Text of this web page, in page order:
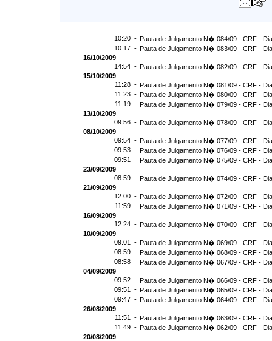
10:20 - Pauta de Julgamento N� 084/09 - CRF -
10:17 - Pauta de Julgamento N� 083/09 - CRF -
16/10/2009
14:54 - Pauta de Julgamento N� 082/09 - CRF -
15/10/2009
11:28 - Pauta de Julgamento N� 081/09 - CRF -
11:23 - Pauta de Julgamento N� 080/09 - CRF -
11:19 - Pauta de Julgamento N� 079/09 - CRF -
13/10/2009
09:56 - Pauta de Julgamento N� 078/09 - CRF -
08/10/2009
09:54 - Pauta de Julgamento N� 077/09 - CRF -
09:53 - Pauta de Julgamento N� 076/09 - CRF -
09:51 - Pauta de Julgamento N� 075/09 - CRF -
23/09/2009
08:59 - Pauta de Julgamento N� 074/09 - CRF -
21/09/2009
12:00 - Pauta de Julgamento N� 072/09 - CRF -
11:59 - Pauta de Julgamento N� 071/09 - CRF -
16/09/2009
12:24 - Pauta de Julgamento N� 070/09 - CRF -
10/09/2009
09:01 - Pauta de Julgamento N� 069/09 - CRF -
08:59 - Pauta de Julgamento N� 068/09 - CRF -
08:58 - Pauta de Julgamento N� 067/09 - CRF -
04/09/2009
09:52 - Pauta de Julgamento N� 066/09 - CRF -
09:51 - Pauta de Julgamento N� 065/09 - CRF -
09:47 - Pauta de Julgamento N� 064/09 - CRF -
26/08/2009
11:51 - Pauta de Julgamento N� 063/09 - CRF -
11:49 - Pauta de Julgamento N� 062/09 - CRF -
20/08/2009